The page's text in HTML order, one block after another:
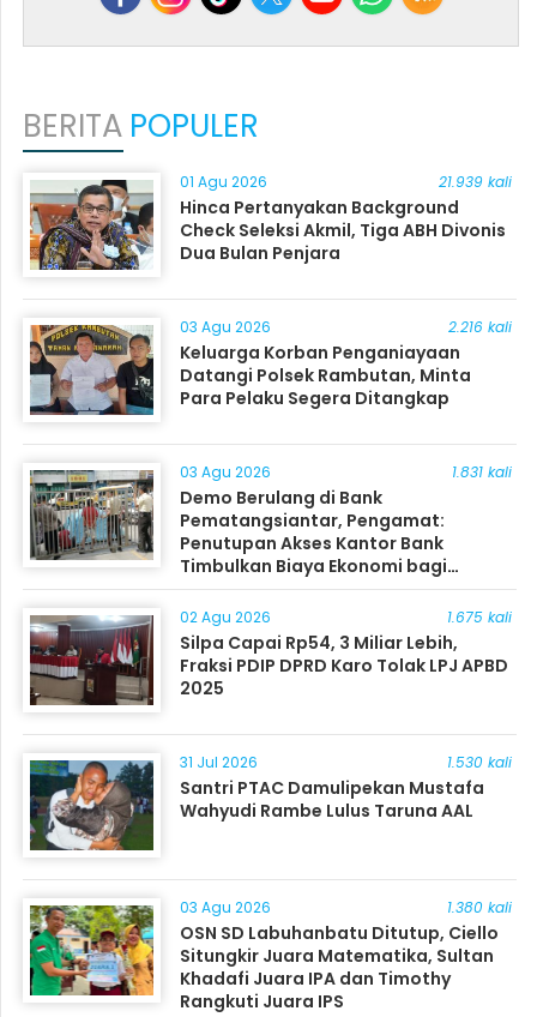
BERITA POPULER
01 Agu 2026 21.939 kali
Hinca Pertanyakan Background
Check Seleksi Akmil, Tiga ABH Divonis
Dua Bulan Penjara
03 Agu 2026 2.216 kali
Keluarga Korban Penganiayaan
Datangi Polsek Rambutan, Minta
Para Pelaku Segera Ditangkap
03 Agu 2026 1.831 kali
Demo Berulang di Bank
Pematangsiantar, Pengamat:
Penutupan Akses Kantor Bank
Timbulkan Biaya Ekonomi bagi
Masyarakat
02 Agu 2026 1.675 kali
Silpa Capai Rp54, 3 Miliar Lebih,
Fraksi PDIP DPRD Karo Tolak LPJ APBD
2025
31 Jul 2026 1.530 kali
Santri PTAC Damulipekan Mustafa
Wahyudi Rambe Lulus Taruna AAL
03 Agu 2026 1.380 kali
OSN SD Labuhanbatu Ditutup, Ciello
Situngkir Juara Matematika, Sultan
Khadafi Juara IPA dan Timothy
Rangkuti Juara IPS